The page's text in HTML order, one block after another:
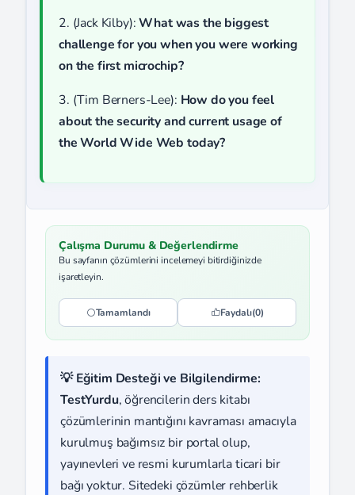
2. (Jack Kilby):What was the biggest
challenge for you when you were working
on the first microchip?
3. (Tim Berners-Lee): How do you feel
about the security and current usage of
the World Wide Web today?
Çalışma Durumu & Değerlendirme
Bu sayfanın çözümlerini incelemeyi bitirdiğinizde
işaretleyin.
Tamamlandı Faydalı(0)
💡 Eğitim Desteği ve Bilgilendirme:
TestYurdu, öğrencilerin ders kitabı
çözümlerinin mantığını kavraması amacıyla
kurulmuş bağımsız bir portal olup,
yayınevleri ve resmi kurumlarla ticari bir
bağı yoktur. Sitedeki çözümler rehberlik